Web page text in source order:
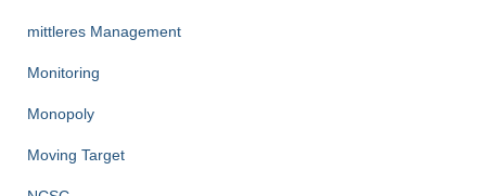
mittleres Management
Monitoring
Monopoly
Moving Target